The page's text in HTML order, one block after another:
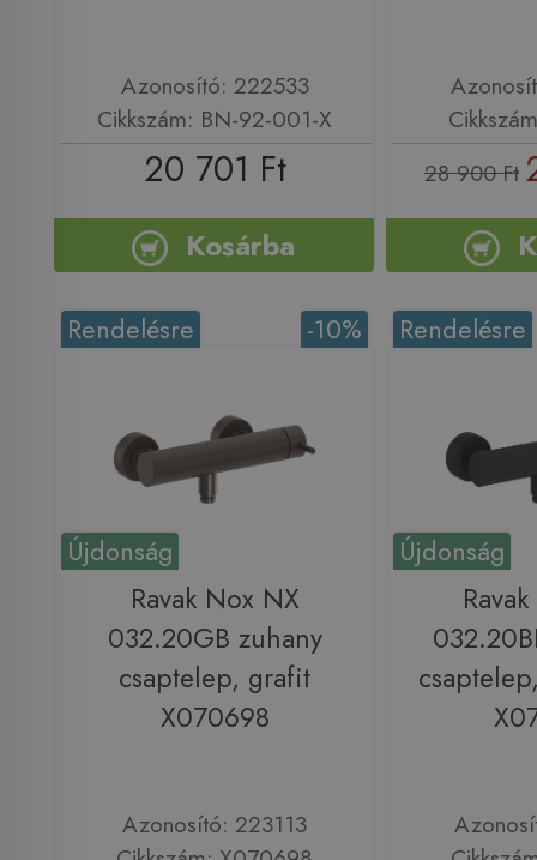
Azonosító: 222533
Cikkszám: BN-92-001-X
20 701 Ft
Kosárba
28 900 Ft
Újdonság
-10%
Rendelésre
Ravak Nox NX
032.20GB zuhany
csaptelep, grafit
X070698
Azonosító: 223113
Újdonság
Rendelésre